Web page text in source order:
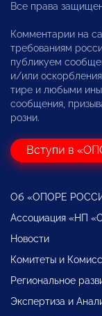
Все права
Комментарии на
требованиям
публикуем
и/или
тире и любыми
сообщения,
розни.
Вступи в
Об «ОПОРЕ
Ассоциация «НП
Новости
Комитеты и
Региональное
Экспертиза и